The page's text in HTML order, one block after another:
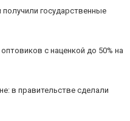
получили государственные
с наценкой до 50% на
в правительстве сделали